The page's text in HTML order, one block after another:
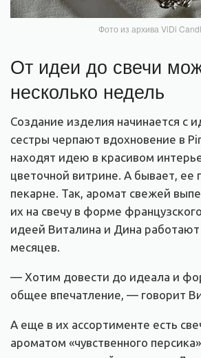
Фото из архива ViDi
От идеи до свечи
несколько недель
Создание изделия начинается с
сестры черпают вдохновение в
находят идею в красивом
цветочной витрине. А бывает, ее
пекарне. Так, аромат свежей
их на свечу в форме
идеей Виталина и Дина
месяцев.
— Хотим довести до идеала и
общее впечатление, — говорит
А еще в их ассортименте есть
ароматом «чувственного